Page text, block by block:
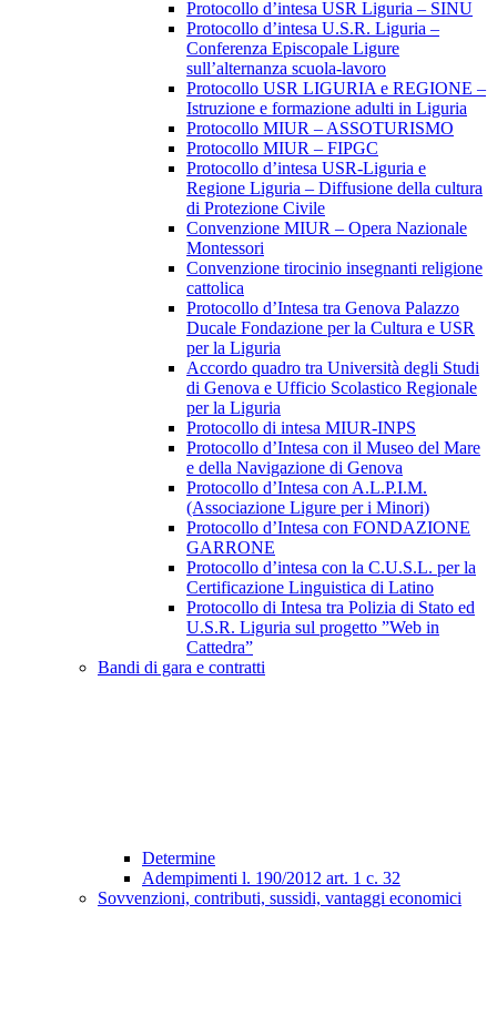
Protocollo d’intesa USR Liguria – SINU
Protocollo d’intesa U.S.R. Liguria –
Conferenza Episcopale Ligure
sull’alternanza scuola-lavoro
Protocollo USR LIGURIA e REGIONE –
Istruzione e formazione adulti in Liguria
Protocollo MIUR – ASSOTURISMO
Protocollo MIUR – FIPGC
Protocollo d’intesa USR-Liguria e
Regione Liguria – Diffusione della cultura
di Protezione Civile
Convenzione MIUR – Opera Nazionale
Montessori
Convenzione tirocinio insegnanti religione
cattolica
Protocollo d’Intesa tra Genova Palazzo
Ducale Fondazione per la Cultura e USR
per la Liguria
Accordo quadro tra Università degli Studi
di Genova e Ufficio Scolastico Regionale
per la Liguria
Protocollo di intesa MIUR-INPS
Protocollo d’Intesa con il Museo del Mare
e della Navigazione di Genova
Protocollo d’Intesa con A.L.P.I.M.
(Associazione Ligure per i Minori)
Protocollo d’Intesa con FONDAZIONE
GARRONE
Protocollo d’intesa con la C.U.S.L. per la
Certificazione Linguistica di Latino
Protocollo di Intesa tra Polizia di Stato ed
U.S.R. Liguria sul progetto ”Web in
Cattedra”
Bandi di gara e contratti
Determine
Adempimenti l. 190/2012 art. 1 c. 32
Sovvenzioni, contributi, sussidi, vantaggi economici